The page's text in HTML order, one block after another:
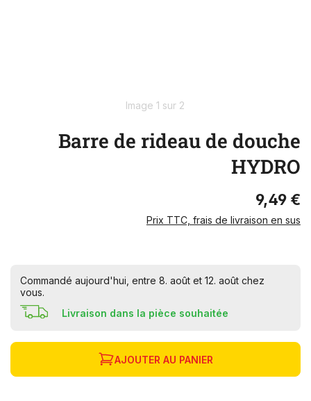
Image 1 sur 2
Barre de rideau de douche
HYDRO
9,49 €
Prix TTC, frais de livraison en sus
Commandé aujourd'hui, entre 8. août et 12. août chez
vous.
Livraison dans la pièce souhaitée
AJOUTER AU PANIER